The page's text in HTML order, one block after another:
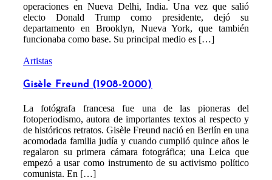
operaciones en Nueva Delhi, India. Una vez que salió
electo Donald Trump como presidente, dejó su
departamento en Brooklyn, Nueva York, que también
funcionaba como base. Su principal medio es […]
Artistas
Gisèle Freund (1908-2000)
La fotógrafa francesa fue una de las pioneras del
fotoperiodismo, autora de importantes textos al respecto y
de históricos retratos.​ Gisèle Freund nació en Berlín en una
acomodada familia judía y cuando cumplió quince años le
regalaron su primera cámara fotográfica; una Leica que
empezó a usar como instrumento de su activismo político
comunista. En […]